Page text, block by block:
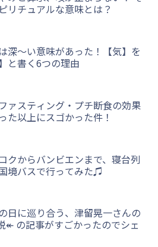
リチュアルな意味とは？
深〜い意味があった！【気】を
】と書く6つの理由
ァスティング・プチ断食の効果
た以上にスゴかった件！
クからバンビエンまで、寝台列
境バスで行ってみた♫
日に巡り合う、津留晃一さんの
↞ の記事がすごかったのでシェ